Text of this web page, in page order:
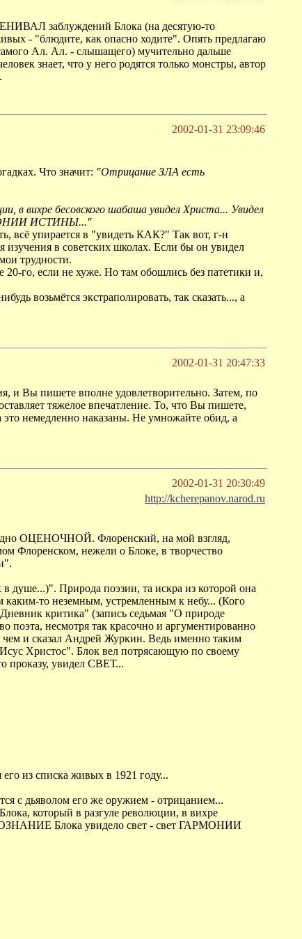
заблуждений Блока (на десятую-то
- "блюдите, как опасно ходите". Опять предлагаю
Ал. Ал. - слышащего) мучительно дальше
знает, что у него родятся только монстры, автор
2002-01-31 23:09:46
Что значит: "Отрицание ЗЛА есть
в вихре бесовского шабаша увидел Христа... Увидел
ИСТИНЫ..."
всё упирается в "увидеть КАК?" Так вот, г-н
изучения в советских школах. Если бы он увидел
трудности.
го, если не хуже. Но там обошлись без патетики и,
возьмётся экстраполировать, так сказать..., а
2002-01-31 20:47:33
и Вы пишете вполне удовлетворительно. Затем, по
тяжелое впечатление. То, что Вы пишете,
это немедленно наказаны. Не умножайте обид, а
2002-01-31 20:30:49
http://kcherepanov.narod.ru
ОЦЕНОЧНОЙ. Флоренский, на мой взгляд,
Флоренском, нежели о Блоке, в творчество
душе...)". Природа поэзии, та искра из которой она
каким-то неземным, устремленным к небу... (Кого
критика" (запись седьмая "О природе
поэта, несмотря так красочно и аргументированно
чем и сказал Андрей Журкин. Ведь именно таким
Христос". Блок вел потрясающую по своему
проказу, увидел СВЕТ...
из списка живых в 1921 году...
с дьяволом его же оружием - отрицанием...
который в разгуле революции, в вихре
Блока увидело свет - свет ГАРМОНИИ